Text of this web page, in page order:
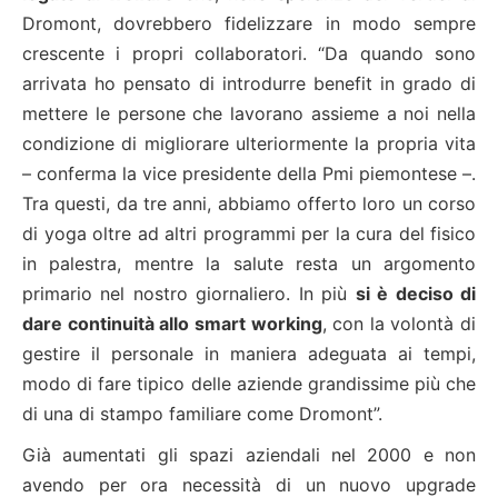
Dromont, dovrebbero fidelizzare in modo sempre
crescente i propri collaboratori. “Da quando sono
arrivata ho pensato di introdurre benefit in grado di
mettere le persone che lavorano assieme a noi nella
condizione di migliorare ulteriormente la propria vita
– conferma la vice presidente della Pmi piemontese –.
Tra questi, da tre anni, abbiamo offerto loro un corso
di yoga oltre ad altri programmi per la cura del fisico
in palestra, mentre la salute resta un argomento
primario nel nostro giornaliero. In più si è deciso di
dare continuità allo smart working, con la volontà di
gestire il personale in maniera adeguata ai tempi,
modo di fare tipico delle aziende grandissime più che
di una di stampo familiare come Dromont”.
Già aumentati gli spazi aziendali nel 2000 e non
avendo per ora necessità di un nuovo upgrade